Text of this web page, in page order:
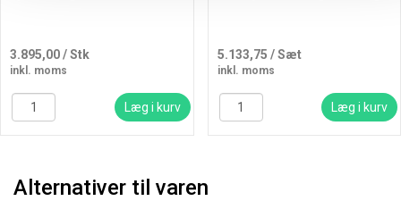
3.895,00/ Stk
inkl. moms
Læg i kurv
5.133,75 / Sæt
inkl. moms
Læg i kurv
Alternativer til varen